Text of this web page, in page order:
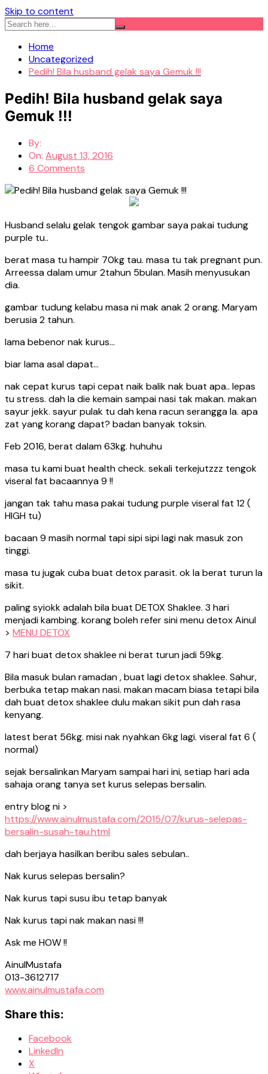
Skip to content
Home
Uncategorized
Pedih! Bila husband gelak saya Gemuk !!!
Pedih! Bila husband gelak saya
Gemuk !!!
By:
On: August 13, 2016
6 Comments
Husband selalu gelak tengok gambar saya pakai tudung
purple tu..
berat masa tu hampir 70kg tau. masa tu tak pregnant pun.
Arreessa dalam umur 2tahun 5bulan. Masih menyusukan
dia.
gambar tudung kelabu masa ni mak anak 2 orang. Maryam
berusia 2 tahun.
lama bebenor nak kurus…
biar lama asal dapat…
nak cepat kurus tapi cepat naik balik nak buat apa.. lepas
tu stress. dah la die kemain sampai nasi tak makan. makan
sayur jekk. sayur pulak tu dah kena racun serangga la. apa
zat yang korang dapat? badan banyak toksin.
Feb 2016, berat dalam 63kg. huhuhu
masa tu kami buat health check. sekali terkejutzzz tengok
viseral fat bacaannya 9 !!
jangan tak tahu masa pakai tudung purple viseral fat 12 (
HIGH tu)
bacaan 9 masih normal tapi sipi sipi lagi nak masuk zon
tinggi.
masa tu jugak cuba buat detox parasit. ok la berat turun la
sikit.
paling syiokk adalah bila buat DETOX Shaklee. 3 hari
menjadi kambing. korang boleh refer sini menu detox Ainul
> MENU DETOX
7 hari buat detox shaklee ni berat turun jadi 59kg.
Bila masuk bulan ramadan , buat lagi detox shaklee. Sahur,
berbuka tetap makan nasi. makan macam biasa tetapi bila
dah buat detox shaklee dulu makan sikit pun dah rasa
kenyang.
latest berat 56kg. misi nak nyahkan 6kg lagi. viseral fat 6 (
normal)
sejak bersalinkan Maryam sampai hari ini, setiap hari ada
sahaja orang tanya set kurus selepas bersalin.
entry blog ni >
https://www.ainulmustafa.com/2015/07/kurus-selepas-
bersalin-susah-tau.html
dah berjaya hasilkan beribu sales sebulan..
Nak kurus selepas bersalin?
Nak kurus tapi susu ibu tetap banyak
Nak kurus tapi nak makan nasi !!!
Ask me HOW !!
AinulMustafa
013-3612717
www.ainulmustafa.com
Share this:
Facebook
LinkedIn
X